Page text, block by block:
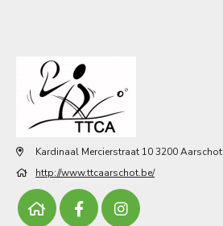
Kardinaal Mercierstraat 10 3200 Aarschot
http://www.ttcaarschot.be/